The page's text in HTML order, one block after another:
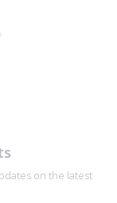
on the latest